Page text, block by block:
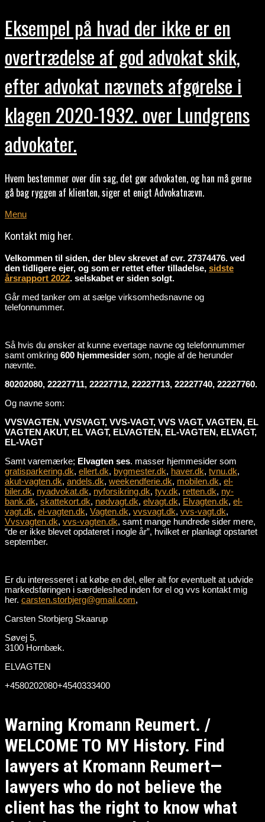
Eksempel på hvad der ikke er en
overtrædelse af god advokat skik,
efter advokat nævnets afgørelse i
klagen 2020-1932. over Lundgrens
advokater.
Hvem bestemmer over din sag, det gør advokaten, og han må gerne
gå bag ryggen af klienten, siger et enigt Advokatnævn.
Menu
Kontakt mig her.
Velkommen til siden, der blev skrevet af cvr. 27374476. ved
den tidligere ejer, og som er rettet efter tilladelse, sidste
årsrapport 2022. selskabet er siden solgt.
Går med tanker om at sælge virksomhedsnavne og
telefonnummer.
Så hvis du ønsker at kunne evertage navne og telefonnummer
samt omkring 600 hjemmesider som, nogle af de herunder
nævnte.
80202080, 22227711, 22227712, 22227713, 22227740, 22227760.
Og navne som:
VVSVAGTEN, VVSVAGT, VVS-VAGT, VVS VAGT, VAGTEN, EL
VAGTEN AKUT, EL VAGT, ELVAGTEN, EL-VAGTEN, ELVAGT,
EL-VAGT
Samt varemærke; Elvagten ses. masser hjemmesider som
gratisparkering.dk, ellert.dk, bygmester.dk, haver.dk, tvnu.dk,
akut-vagten.dk, andels.dk, weekendferie.dk, mobilen.dk, el-
biler.dk, nyadvokat.dk, nyforsikring.dk, tyv.dk, retten.dk, ny-
bank.dk, skattekort.dk, nødvagt.dk, elvagt.dk, Elvagten.dk, el-
vagt.dk, el-vagten.dk, Vagten.dk, vvsvagt.dk, vvs-vagt.dk,
Vvsvagten.dk, vvs-vagten.dk, samt mange hundrede sider mere,
“de er ikke blevet opdateret i nogle år”, hvilket er planlagt opstartet
september.
Er du interesseret i at købe en del, eller alt for eventuelt at udvide
markedsføringen i særdeleshed inden for el og vvs kontakt mig
her. carsten.storbjerg@gmail.com,
Carsten Storbjerg Skaarup
Søvej 5.
3100 Hornbæk.
ELVAGTEN
+4580202080+4540333400
Warning Kromann Reumert. /
WELCOME TO MY History. Find
lawyers at Kromann Reumert—
lawyers who do not believe the
client has the right to know what